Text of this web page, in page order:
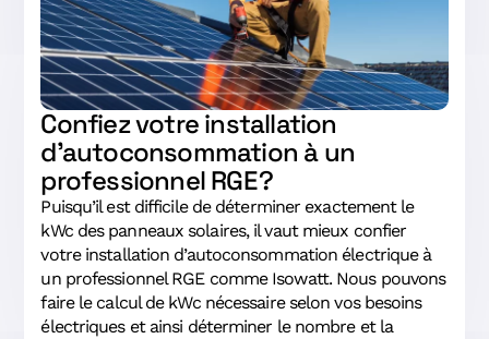
Confiez votre installation
d’autoconsommation à un
professionnel RGE ?
Puisqu’il est difficile de déterminer exactement le
kWc des panneaux solaires, il vaut mieux confier
votre installation d’autoconsommation électrique à
un professionnel RGE comme Isowatt. Nous pouvons
faire le calcul de kWc nécessaire selon vos besoins
électriques et ainsi déterminer le nombre et la